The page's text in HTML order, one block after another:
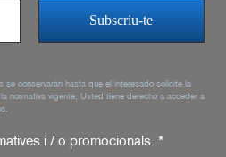
conservarán hasta que el interesado solicite la
normativa vigente, Usted tiene derecho a acceder a
i / o promocionals. *